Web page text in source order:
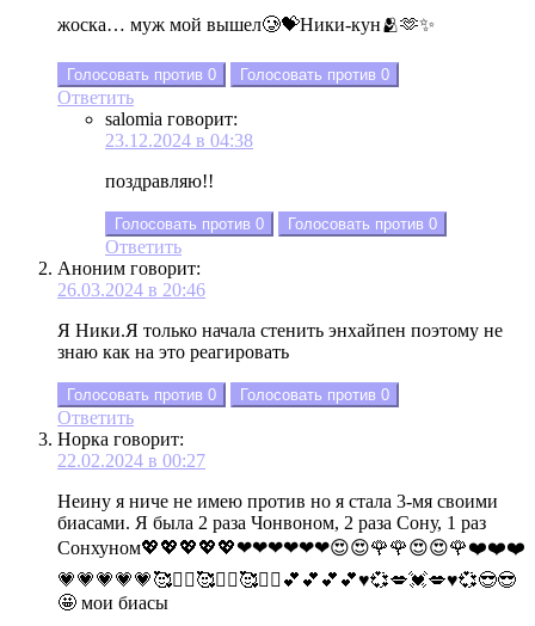
жоска… муж мой вышел🥲💝Ники-кун🫂🫶✨
Голосовать против 0 Голосовать против 0
Ответить
salomia говорит:
23.12.2024 в 04:38
поздравляю!!
Голосовать против 0 Голосовать против 0
Ответить
Аноним говорит:
26.03.2024 в 20:46
Я Ники.Я только начала стенить энхайпен поэтому не
знаю как на это реагировать
Голосовать против 0 Голосовать против 0
Ответить
Норка говорит:
22.02.2024 в 00:27
Неину я ниче не имею против но я стала 3-мя своими
биасами. Я была 2 раза Чонвоном, 2 раза Сону, 1 раз
Сонхуном💖💖💖💖💖❤❤❤❤❤❤😍😍🌹🌹😍😍🌹❤️❤️❤️
💗💗💗💗💗🥰❤️‍🔥🥰❤️‍🔥🥰❤️‍🔥💕💕💕💕♥💞💋💓💋♥💞😎😎
🤩 мои биасы